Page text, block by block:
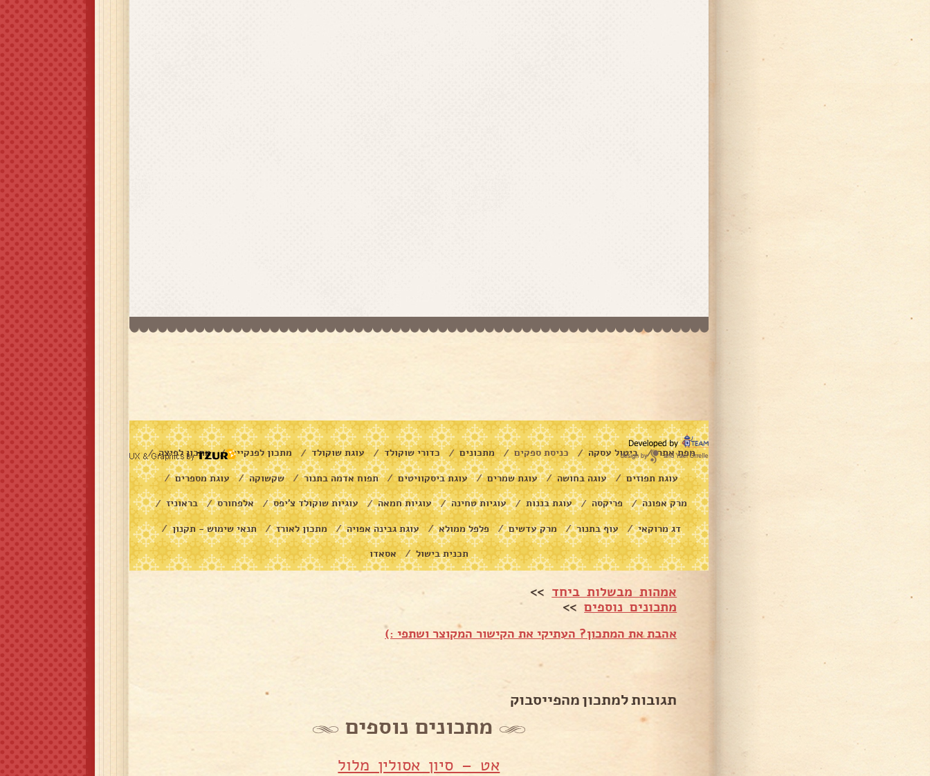
מפת אתר / ביטול עסקה / כניסת ספקים / מתכונים / כדורי שוקולד / עוגת שוקולד / מתכון לפנקייק / מתכון לפיצה /
עוגת תפוזים / עוגה בחושה / עוגת שמרים / עוגת ביסקוויטים / תפוח אדמה בתנור / שקשוקה / עוגת מספרים /
מרק אפונה / פריקסה / עוגת בננות / עוגיות טחינה / עוגיות חמאה / עוגיות שוקולד צ׳יפס / אלפחורס / בראוניז /
דג מרוקאי / עוף בתנור / מרק עדשים / פלפל ממולא / עוגת גבינה אפויה / מתכון לאורז / תנאי שימוש - תקנון /
תכנית בישול / אסאדו
אמהות מבשלות ביחד>>
מתכונים נוספים>>
אהבת את המתכון? העתיקי את הקישור המקוצר ושתפי :)
תגובות למתכון מהפייסבוק
מתכונים נוספים
אט – סיון אסולין מלול